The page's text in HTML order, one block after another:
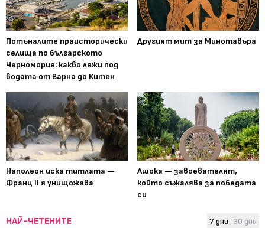
Потъналите праисторически
селища по българското
Черноморие: какво лежи под
водата от Варна до Китен
Другият мит за Минотавъра
Наполеон иска титлата —
Франц II я унищожава
Ашока — завоевателят,
който съжалява за победата
си
НАЙ-ЧЕТЕНИТЕ 7 дни 30 дни